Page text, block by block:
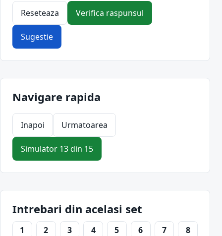
Reseteaza Verifica raspunsul
Sugestie
Navigare rapida
Inapoi Urmatoarea
Simulator 13 din 15
Intrebari din acelasi set
1 2 3 4 5 6 7
8